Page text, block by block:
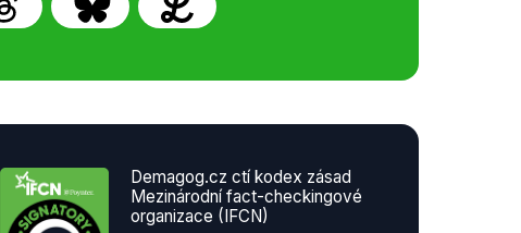
Demagog.cz ctí kodex zásad
Mezinárodní fact-checkingové
organizace (IFCN)